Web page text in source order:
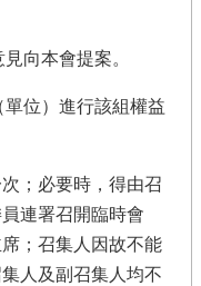
向本會提案。
單位）進行該組權益
；必要時，得由召
連署召開臨時會
；召集人因故不能
人及副召集人均不